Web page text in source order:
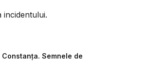
incidentului.
Semnele de